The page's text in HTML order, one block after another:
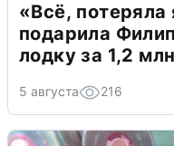
«Всё,
подарила
лодку за 1,2
5 августа 216